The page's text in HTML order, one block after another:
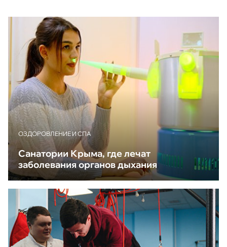
ОЗДОРОВЛЕНИЕ И СПА
Санатории Крыма, где лечат
заболевания органов дыхания